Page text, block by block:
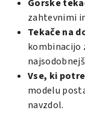
Gorske
zahtevnimi
Tekače na
kombinacijo
Vse, ki
modelu
navzdol.